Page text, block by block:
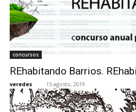
concursos
REhabitando Barrios.
veredes - 15 agosto, 2019